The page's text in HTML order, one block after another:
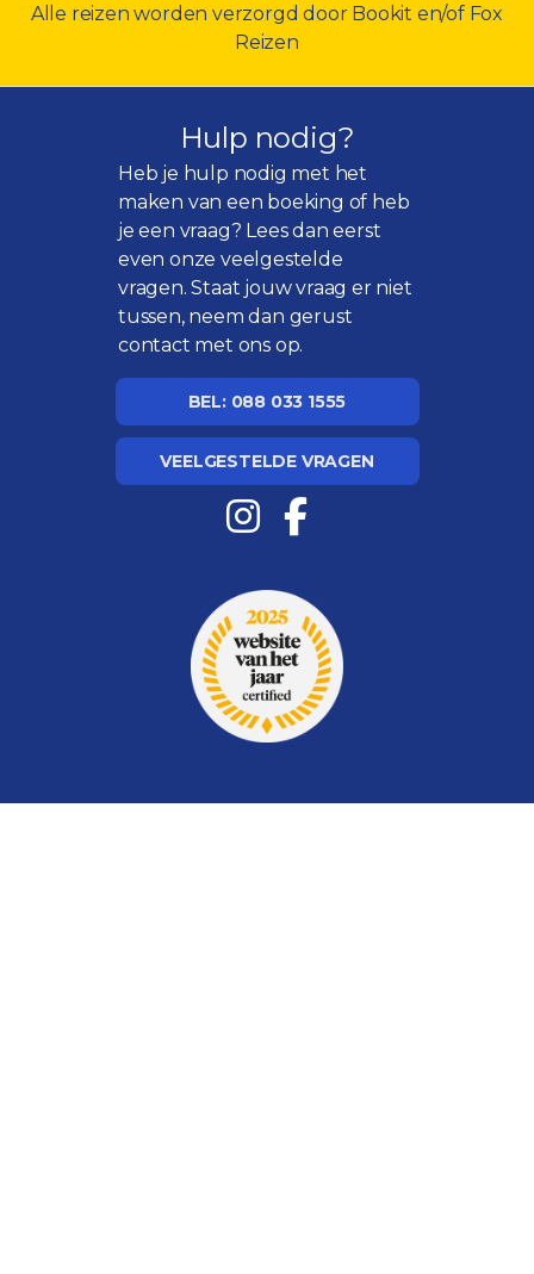
Alle reizen worden verzorgd door Bookit en/of Fox
Reizen
Hulp nodig?
Heb je hulp nodig met het
maken van een boeking of heb
je een vraag? Lees dan eerst
even onzeveelgestelde
vragen. Staat jouw vraag er niet
tussen, neem dan gerust
contact met ons op.
BEL: 088 033 1555
VEELGESTELDE VRAGEN